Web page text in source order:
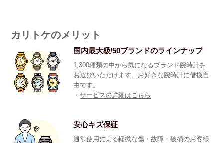
カリトケのメリット
国内最大級/50ブランドのラインナップ
1,300種類の中から気になるブランド腕時計を
お選びいただけます。お好きな腕時計に借換自
由です。
・サービスの詳細はこちら
安心キズ保証
通常使用による軽微な傷・故障・破損のお客様